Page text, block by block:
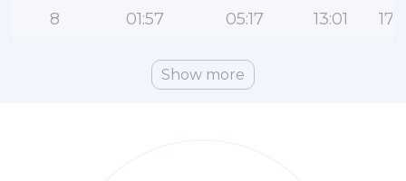
8 01:57 05:17 13:01
Show more